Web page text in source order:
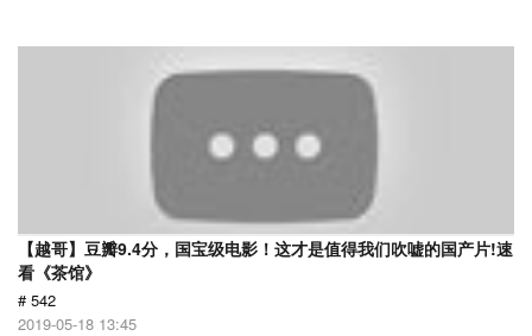
【越哥】豆瓣9.4分，国宝级电影！这才是值得我们吹嘘的国产片!速
看《茶馆》
# 542
2019-05-18 13:45